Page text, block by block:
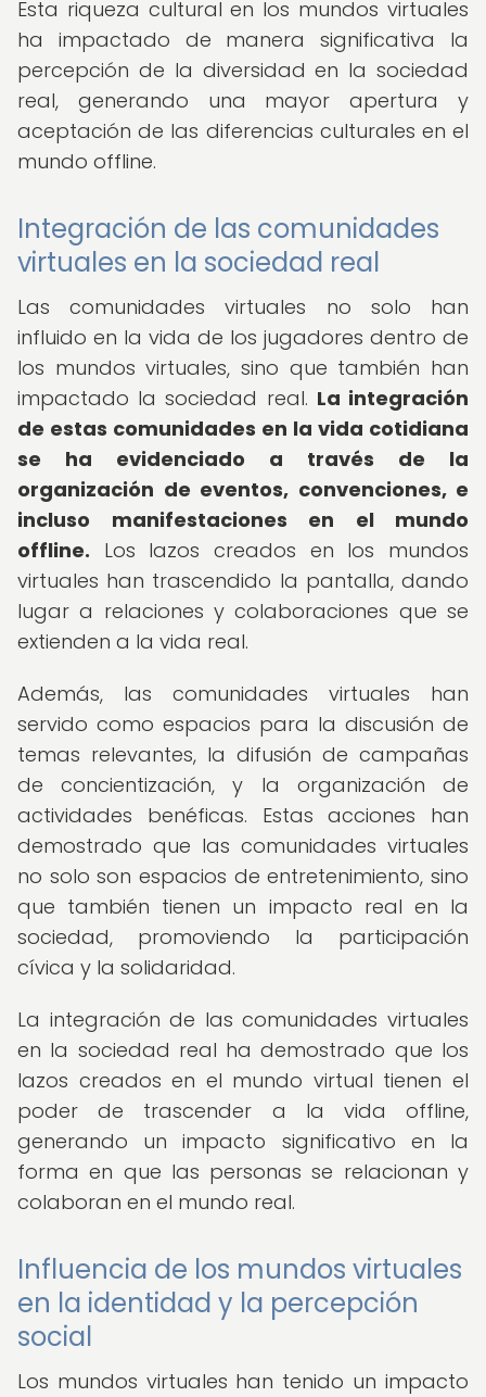
Esta riqueza cultural en los mundos virtuales
ha impactado de manera significativa la
percepción de la diversidad en la sociedad
real, generando una mayor apertura y
aceptación de las diferencias culturales en el
mundo offline.
Integración de las comunidades
virtuales en la sociedad real
Las comunidades virtuales no solo han
influido en la vida de los jugadores dentro de
los mundos virtuales, sino que también han
impactado la sociedad real. La integración
de estas comunidades en la vida cotidiana
se ha evidenciado a través de la
organización de eventos, convenciones, e
incluso manifestaciones en el mundo
offline. Los lazos creados en los mundos
virtuales han trascendido la pantalla, dando
lugar a relaciones y colaboraciones que se
extienden a la vida real.
Además, las comunidades virtuales han
servido como espacios para la discusión de
temas relevantes, la difusión de campañas
de concientización, y la organización de
actividades benéficas. Estas acciones han
demostrado que las comunidades virtuales
no solo son espacios de entretenimiento, sino
que también tienen un impacto real en la
sociedad, promoviendo la participación
cívica y la solidaridad.
La integración de las comunidades virtuales
en la sociedad real ha demostrado que los
lazos creados en el mundo virtual tienen el
poder de trascender a la vida offline,
generando un impacto significativo en la
forma en que las personas se relacionan y
colaboran en el mundo real.
Influencia de los mundos virtuales
en la identidad y la percepción
social
Los mundos virtuales han tenido un impacto